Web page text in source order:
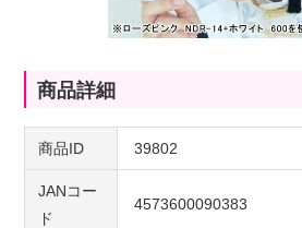
商品詳細
商品ID 39802
JANコー
ド
4573600090383